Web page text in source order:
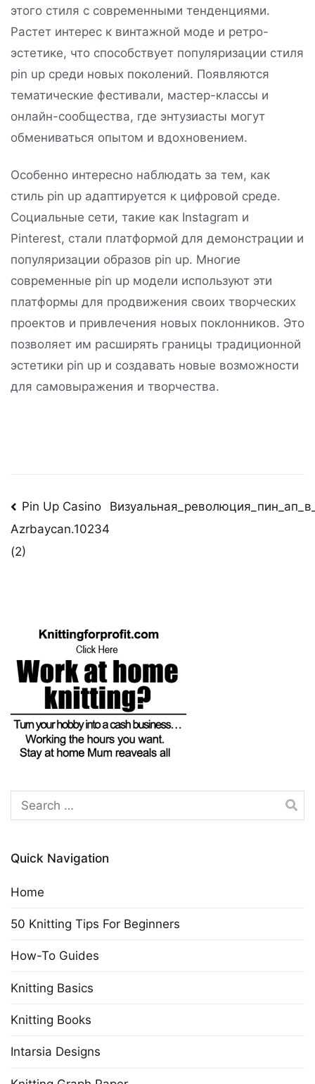
этого стиля с современными тенденциями.
Растет интерес к винтажной моде и ретро-
эстетике, что способствует популяризации стиля
pin up среди новых поколений. Появляются
тематические фестивали, мастер-классы и
онлайн-сообщества, где энтузиасты могут
обмениваться опытом и вдохновением.
Особенно интересно наблюдать за тем, как
стиль pin up адаптируется к цифровой среде.
Социальные сети, такие как Instagram и
Pinterest, стали платформой для демонстрации и
популяризации образов pin up. Многие
современные pin up модели используют эти
платформы для продвижения своих творческих
проектов и привлечения новых поклонников. Это
позволяет им расширять границы традиционной
эстетики pin up и создавать новые возможности
для самовыражения и творчества.
Post
navigation
Pin Up Casino
Azrbaycan.10234
(2)
Search
for:
Quick Navigation
Home
50 Knitting Tips For Beginners
How-To Guides
Knitting Basics
Knitting Books
Intarsia Designs